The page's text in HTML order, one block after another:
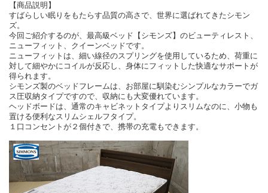
【商品説明】
すばらしい眠りをもたらす品質の高さで、世界に選ばれてきたシモン
ズ。
今回ご紹介するのが、最高級ベッド【シモンズ】のビューティレスト、
ニューフィット、クイーンベッドです。
ニューフィットは、細い線径のスプリングを使用しているため、荷重に
対して細やかにコイルが反応し、身体にフィットした快適なサポートが
得られます。
シモンズ製のベッドフレームは、お部屋に馴染むシンプルなカラーでガ
ス圧収納タイプですので、収納にも大変優れています。
ヘッドボードは、通常のキャビネットタイプよりスリムなのに、小物も
置ける便利なスリムシェルフタイプ。
１口コンセントが２個付きで、携帯の充電もできます。